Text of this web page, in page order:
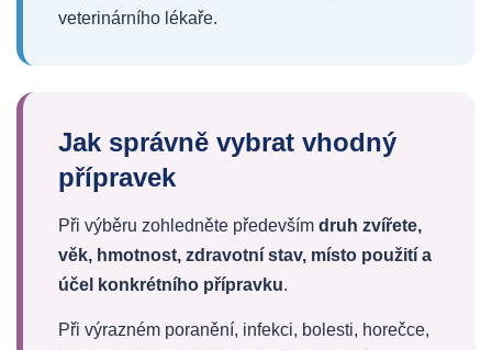
veterinárního lékaře.
Jak správně vybrat vhodný
přípravek
Při výběru zohledněte především druh zvířete,
věk, hmotnost, zdravotní stav, místo použití a
účel konkrétního přípravku.
Při výrazném poranění, infekci, bolesti, horečce,